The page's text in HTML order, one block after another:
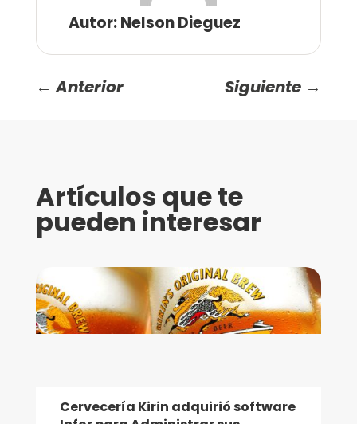
Autor: Nelson Dieguez
←Anterior Siguiente →
Artículos que te
pueden interesar
Cervecería Kirin adquirió software